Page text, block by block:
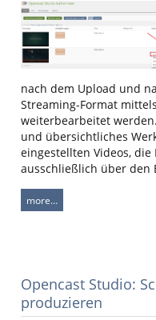
nach dem Upload und
Streaming-Format mittels
weiterbearbeitet
und übersichtliches
eingestellten Videos,
ausschließlich über den
more…
Opencast Studio:
produzieren